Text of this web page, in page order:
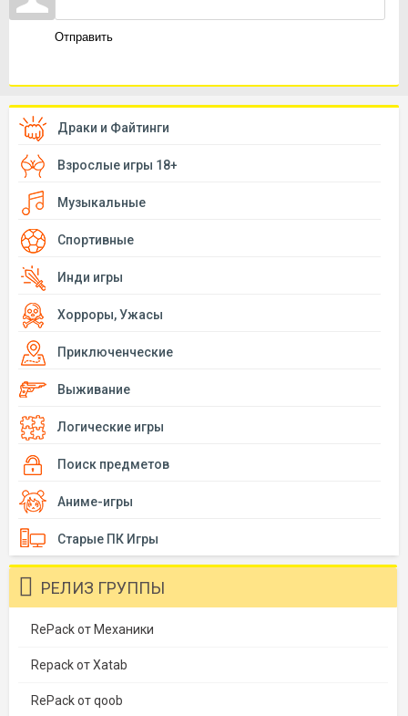
Отправить
Драки и Файтинги
Взрослые игры 18+
Музыкальные
Спортивные
Инди игры
Хорроры, Ужасы
Приключенческие
Выживание
Логические игры
Поиск предметов
Аниме-игры
Старые ПК Игры
РЕЛИЗ ГРУППЫ
RePack от Механики
Repack от Xatab
RePack от qoob